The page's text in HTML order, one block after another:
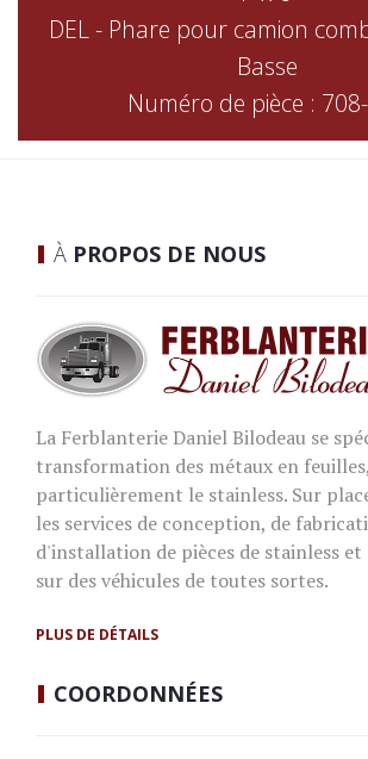
DEL - Phare pour camion
Basse
Numéro de pièce :
À PROPOS DE NOUS
La Ferblanterie Daniel Bilodeau se
transformation des métaux en
particulièrement le stainless. Sur
les services de conception, de
d'installation de pièces de stainless
sur des véhicules de toutes sortes.
PLUS DE DÉTAILS
COORDONNÉES